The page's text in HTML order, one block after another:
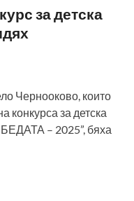
за детска
Чернооково, които
конкурса за детска
– 2025”, бяха